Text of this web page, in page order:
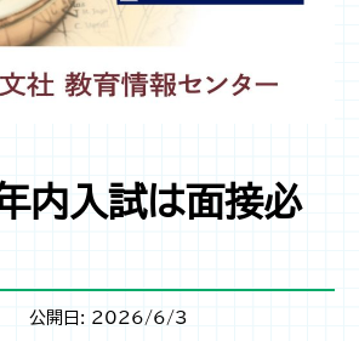
内入試は面接必
公開日: 2026/6/3